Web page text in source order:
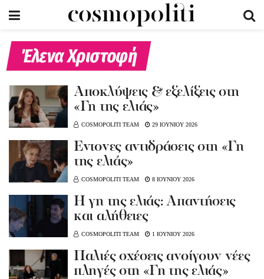
Έλενα Χριστοφή
Αποκλύψεις & εξελίξεις στη
«Γη της ελιάς»
COSMOPOLITI TEAM 29 ΙΟΥΝΙΟΥ 2026
Έντονες αντιδράσεις στη «Γη
της ελιάς»
COSMOPOLITI TEAM 8 ΙΟΥΝΙΟΥ 2026
Η γη της ελιάς: Απαντήσεις
και αλήθειες
COSMOPOLITI TEAM 1 ΙΟΥΝΙΟΥ 2026
Παλιές σχέσεις ανοίγουν νέες
πληγές στη «Γη της ελιάς»